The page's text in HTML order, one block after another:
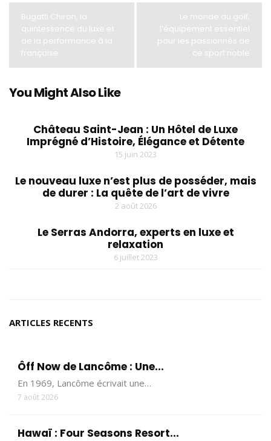
Bugatti Chiron, la
quintessence du luxe et
de la performance à la
française
Le monde du golf,
l’équipement essentiel
pour les passionnés de
ce sport noble
You Might Also Like
Château Saint-Jean : Un Hôtel de Luxe
Imprégné d’Histoire, Élégance et Détente
15 juin 2023
Le nouveau luxe n’est plus de posséder, mais
de durer : La quête de l’art de vivre
2 août 2026
Le Serras Andorra, experts en luxe et
relaxation
6 juillet 2023
ARTICLES RECENTS
Ôff Now de Lancôme : Une...
En 1969, Lancôme écrivait une…
7 août 2026
Hawaï : Four Seasons Resort...